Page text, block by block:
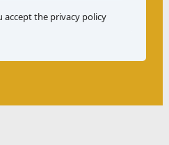
accept the privacy policy